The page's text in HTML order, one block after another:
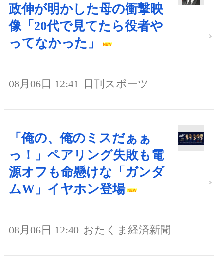
政伸が明かした母の衝撃映
像「20代で見てたら役者や
ってなかった」
08月06日 12:41 日刊スポーツ
「俺の、俺のミスだぁぁ
っ！」ペアリング失敗も電
源オフも命懸けな「ガンダ
ムW」イヤホン登場
08月06日 12:40 おたくま経済新聞